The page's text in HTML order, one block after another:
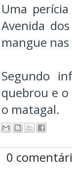
Uma
Avenida
mangue
Segundo
quebrou e
o matagal.
0